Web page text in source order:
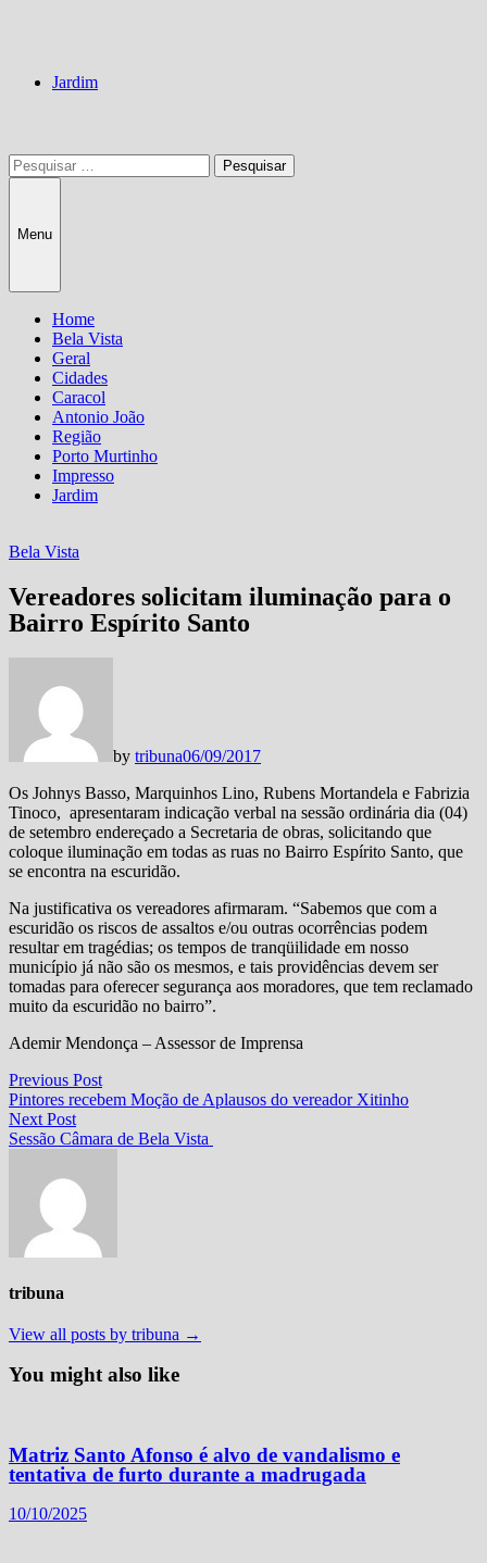
Jardim
Pesquisar
por:
Menu
Home
Bela Vista
Geral
Cidades
Caracol
Antonio João
Região
Porto Murtinho
Impresso
Jardim
Bela Vista
Vereadores solicitam iluminação para o
Bairro Espírito Santo
by tribuna06/09/2017
Os Johnys Basso, Marquinhos Lino, Rubens Mortandela e Fabrizia
Tinoco, apresentaram indicação verbal na sessão ordinária dia (04)
de setembro endereçado a Secretaria de obras, solicitando que
coloque iluminação em todas as ruas no Bairro Espírito Santo, que
se encontra na escuridão.
Na justificativa os vereadores afirmaram. “Sabemos que com a
escuridão os riscos de assaltos e/ou outras ocorrências podem
resultar em tragédias; os tempos de tranqüilidade em nosso
município já não são os mesmos, e tais providências devem ser
tomadas para oferecer segurança aos moradores, que tem reclamado
muito da escuridão no bairro”.
Ademir Mendonça – Assessor de Imprensa
Navegação
de
Post
Previous PostPrevious
post:
Pintores recebem Moção de Aplausos do vereador Xitinho
Next PostNext
post:
Sessão Câmara de Bela Vista
tribuna
View all posts by tribuna →
You might also like
Matriz Santo Afonso é alvo de vandalismo e
tentativa de furto durante a madrugada
10/10/2025